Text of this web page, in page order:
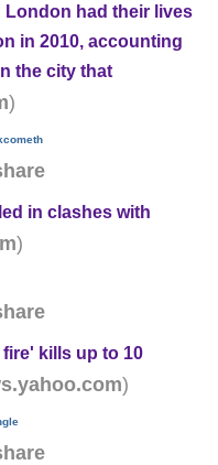
London had their lives
in 2010, accounting
the city that
)
in clashes with
)
kills up to 10
)